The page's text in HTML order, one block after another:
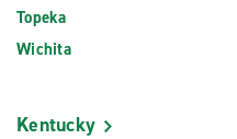
Topeka
Wichita
Kentucky